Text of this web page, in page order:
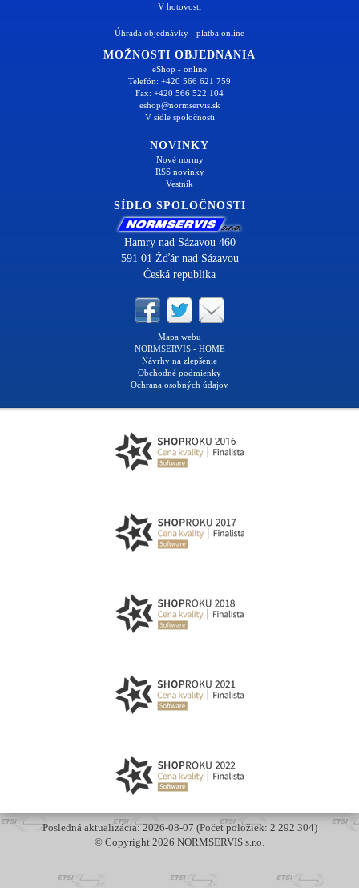
V hotovosti
Úhrada objednávky - platba online
MOŽNOSTI OBJEDNANIA
eShop - online
Telefón: +420 566 621 759
Fax: +420 566 522 104
eshop@normservis.sk
V sídle spoločnosti
NOVINKY
Nové normy
RSS novinky
Vestník
SÍDLO SPOLOČNOSTI
Hamry nad Sázavou 460
591 01 Žďár nad Sázavou
Česká republika
Mapa webu
NORMSERVIS - HOME
Návrhy na zlepšenie
Obchodné podmienky
Ochrana osobných údajov
Posledná aktualizácia: 2026-08-07 (Počet položiek: 2 292 304)
© Copyright 2026 NORMSERVIS s.r.o.